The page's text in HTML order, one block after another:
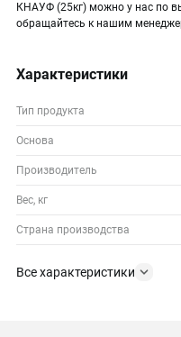
КНАУФ (25кг) можно у нас по
обращайтесь к нашим
Характеристики
Тип продукта
Основа
Производитель
Вес, кг
Страна производства
Все характеристики